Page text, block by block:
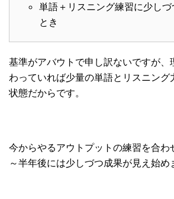
単語＋リスニング練習に少しづ
とき
基準がアバウトで申し訳ないですが、
わっていれば少量の単語とリスニング
状態だからです。
今からやるアウトプットの練習を合わ
～半年後には少しづつ成果が見え始め